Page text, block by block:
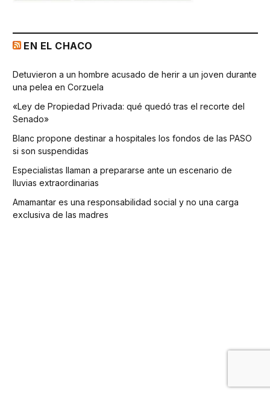
EN EL CHACO
Detuvieron a un hombre acusado de herir a un joven durante
una pelea en Corzuela
«Ley de Propiedad Privada: qué quedó tras el recorte del
Senado»
Blanc propone destinar a hospitales los fondos de las PASO
si son suspendidas
Especialistas llaman a prepararse ante un escenario de
lluvias extraordinarias
Amamantar es una responsabilidad social y no una carga
exclusiva de las madres